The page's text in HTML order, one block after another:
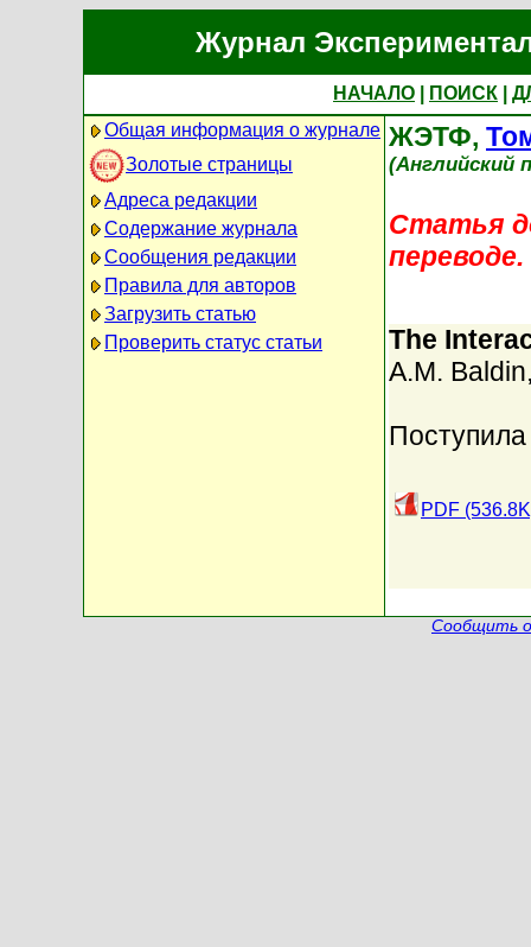
Журнал
НАЧАЛО ПОИСК
Общая информация о журнале
Золотые страницы
Адреса редакции
Содержание журнала
Сообщения редакции
Правила для авторов
Загрузить статью
Проверить статус статьи
ЖЭТФ,
(Английский
Статья
переводе.
The
A.M. Baldin
PDF
Сообщить о